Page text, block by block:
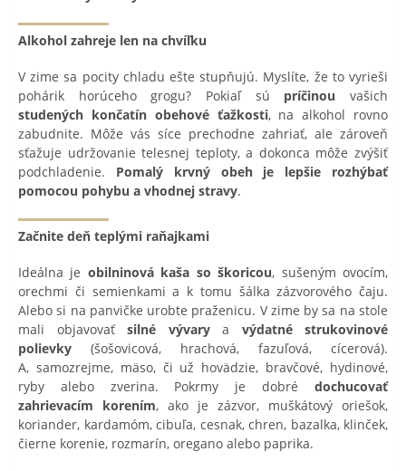
Alkohol zahreje len na chvíľku
V zime sa pocity chladu ešte stupňujú. Myslíte, že to vyrieši
pohárik horúceho grogu? Pokiaľ sú príčinou vašich
studených končatín obehové ťažkosti, na alkohol rovno
zabudnite. Môže vás síce prechodne zahriať, ale zároveň
sťažuje udržovanie telesnej teploty, a dokonca môže zvýšiť
podchladenie. Pomalý krvný obeh je lepšie rozhýbať
pomocou pohybu a vhodnej stravy.
Začnite deň teplými raňajkami
Ideálna je obilninová kaša so škoricou, sušeným ovocím,
orechmi či semienkami a k tomu šálka zázvorového čaju.
Alebo si na panvičke urobte praženicu. V zime by sa na stole
mali objavovať silné vývary a výdatné strukovinové
polievky (šošovicová, hrachová, fazuľová, cícerová).
A, samozrejme, mäso, či už hovädzie, bravčové, hydinové,
ryby alebo zverina. Pokrmy je dobré dochucovať
zahrievacím korením, ako je zázvor, muškátový oriešok,
koriander, kardamóm, cibuľa, cesnak, chren, bazalka, klinček,
čierne korenie, rozmarín, oregano alebo paprika.